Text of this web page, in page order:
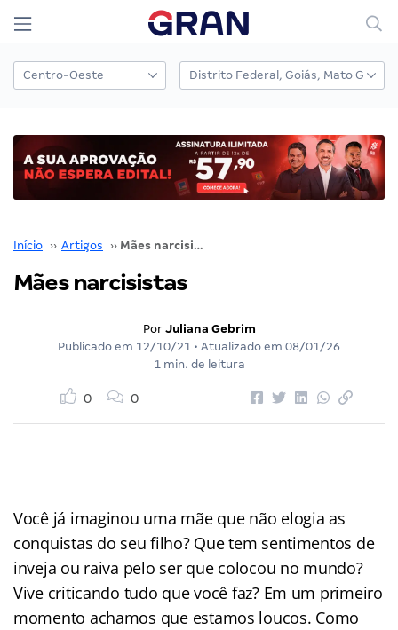
Início ›› Artigos ›› Mães narcisistas
Mães narcisistas
Por Juliana Gebrim
Publicado em 12/10/21 • Atualizado em 08/01/26
1 min. de leitura
0 0
Você já imaginou uma mãe que não elogia as
conquistas do seu filho? Que tem sentimentos de
inveja ou raiva pelo ser que colocou no mundo?
Vive criticando tudo que você faz? Em um primeiro
momento achamos que estamos loucos. Como